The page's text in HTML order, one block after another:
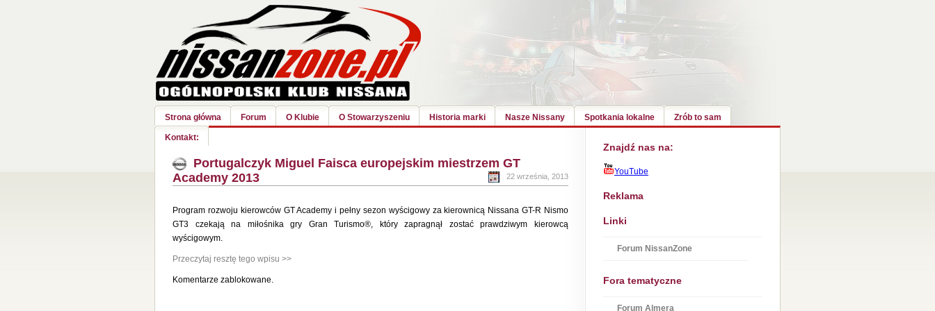
Strona główna Forum O Klubie O Stowarzyszeniu Historia marki Nasze Nissany Spotkania lokalne Zrób to sam
Kontakt:
Znajdź nas na:
YouTube
Reklama
Linki
Forum NissanZone
Fora tematyczne
Forum Almera
Portugalczyk Miguel Faisca europejskim miestrzem GT
Academy 2013
22 września, 2013
Program rozwoju kierowców GT Academy i pełny sezon wyścigowy za kierownicą Nissana GT-R Nismo
GT3 czekają na miłośnika gry Gran Turismo®, który zapragnął zostać prawdziwym kierowcą
wyścigowym.
Przeczytaj resztę tego wpisu >>
Komentarze zablokowane.